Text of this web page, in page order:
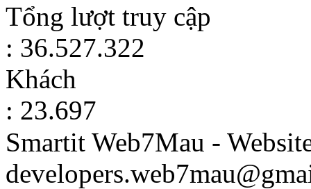
Tổng lượt truy cập
: 36.527.322
Khách
: 23.697
Smartit Web7Mau -